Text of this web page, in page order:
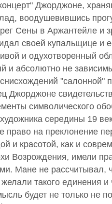
Джорджоне,
воодушевившись
Сены в Аржантейле и
своей купальщице и
и одухотворенный
и абсолютно не
"салонной"
Джорджоне
символического
середины 19
право на преклонение
и красотой, как и
Возрождения, имели
Мане не рассчитывал,
такого единения и
будет не только не